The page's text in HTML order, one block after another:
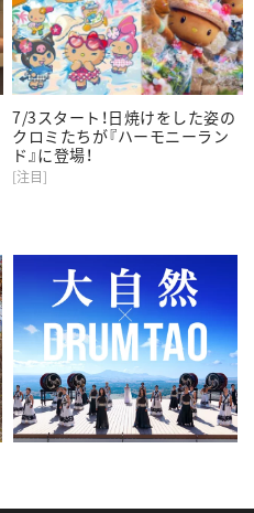
7/3スタート！日焼けをした姿の
クロミたちが『ハーモニーラン
ド』に登場！
[注目]